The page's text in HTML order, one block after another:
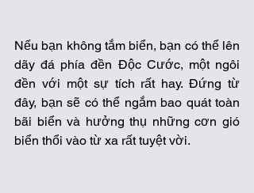
Nếu bạn không tắm biển, bạn có thể lên
dãy đá phía đền Độc Cước, một ngôi
đền với một sự tích rất hay. Đứng từ
đây, bạn sẽ có thể ngắm bao quát toàn
bãi biển và hưởng thụ những cơn gió
biển thổi vào từ xa rất tuyệt vời.